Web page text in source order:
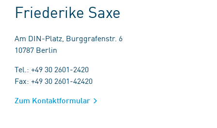
Friederike Saxe
Am DIN-Platz, Burggrafenstr. 6
10787 Berlin
Tel.: +49 30 2601-2420
Fax: +49 30 2601-42420
Zum Kontaktformular